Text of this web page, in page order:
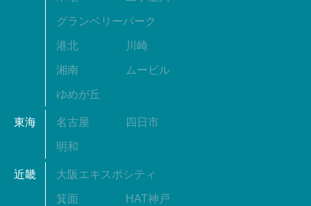
グランベリーパーク
港北 川崎
湘南 ムービル
ゆめが丘
東海 名古屋 四日市
明和
近畿 大阪エキスポシティ
箕面 HAT神戸